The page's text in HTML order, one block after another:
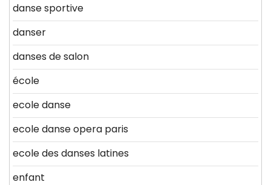
danse sportive
danser
danses de salon
école
ecole danse
ecole danse opera paris
ecole des danses latines
enfant